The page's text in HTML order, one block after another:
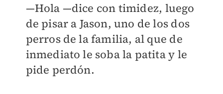
—Hola —dice con timidez, luego
de pisar a Jason, uno de los dos
perros de la familia, al que de
inmediato le soba la patita y le
pide perdón.